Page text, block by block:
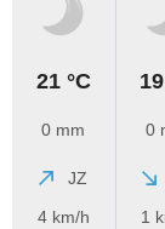
21 °C
0 mm
JZ
4 km/h
0
1